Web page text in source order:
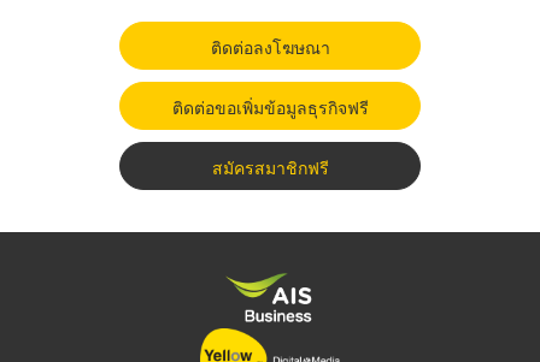
ติดต่อลงโฆษณา
ติดต่อขอเพิ่มข้อมูลธุรกิจฟรี
สมัครสมาชิกฟรี